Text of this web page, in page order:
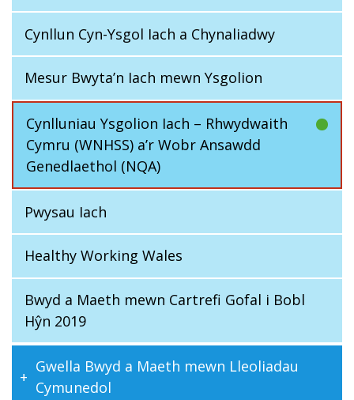
Cynllun Cyn-Ysgol Iach a Chynaliadwy
Mesur Bwyta’n Iach mewn Ysgolion
Cynlluniau Ysgolion Iach – Rhwydwaith
Cymru (WNHSS) a’r Wobr Ansawdd
Genedlaethol (NQA)
Pwysau Iach
Healthy Working Wales
Bwyd a Maeth mewn Cartrefi Gofal i Bobl
Hŷn 2019
Gwella Bwyd a Maeth mewn Lleoliadau
Cymunedol